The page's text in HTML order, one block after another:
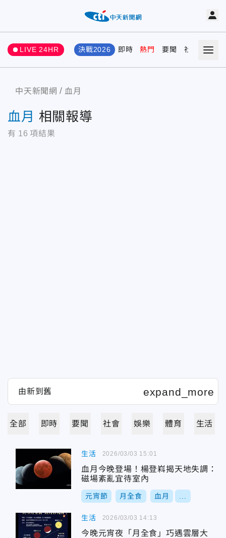
LIVE 24HR 決戰2026 即時 熱門 要聞 社會 娛樂
中天新聞網 血月
血月 相關報導
有 16 項結果
全部 即時 要聞 社會 娛樂 體育 生活
生活
血月今晚登場！楊登嵙揭天地失調：
磁場紊亂宜待室內
元宵節 月全食 血月
2026/03/03 15:01
生活
今晚元宵夜「月全食」巧遇雲層大
2026/03/03 14:13